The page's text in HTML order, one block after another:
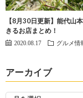
【8月30日更新】能代山
きるお店まとめ！
2020.08.17 グルメ情
アーカイブ